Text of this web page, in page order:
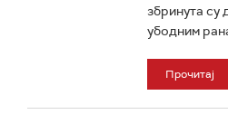
збринута су
убодним
Прочитај